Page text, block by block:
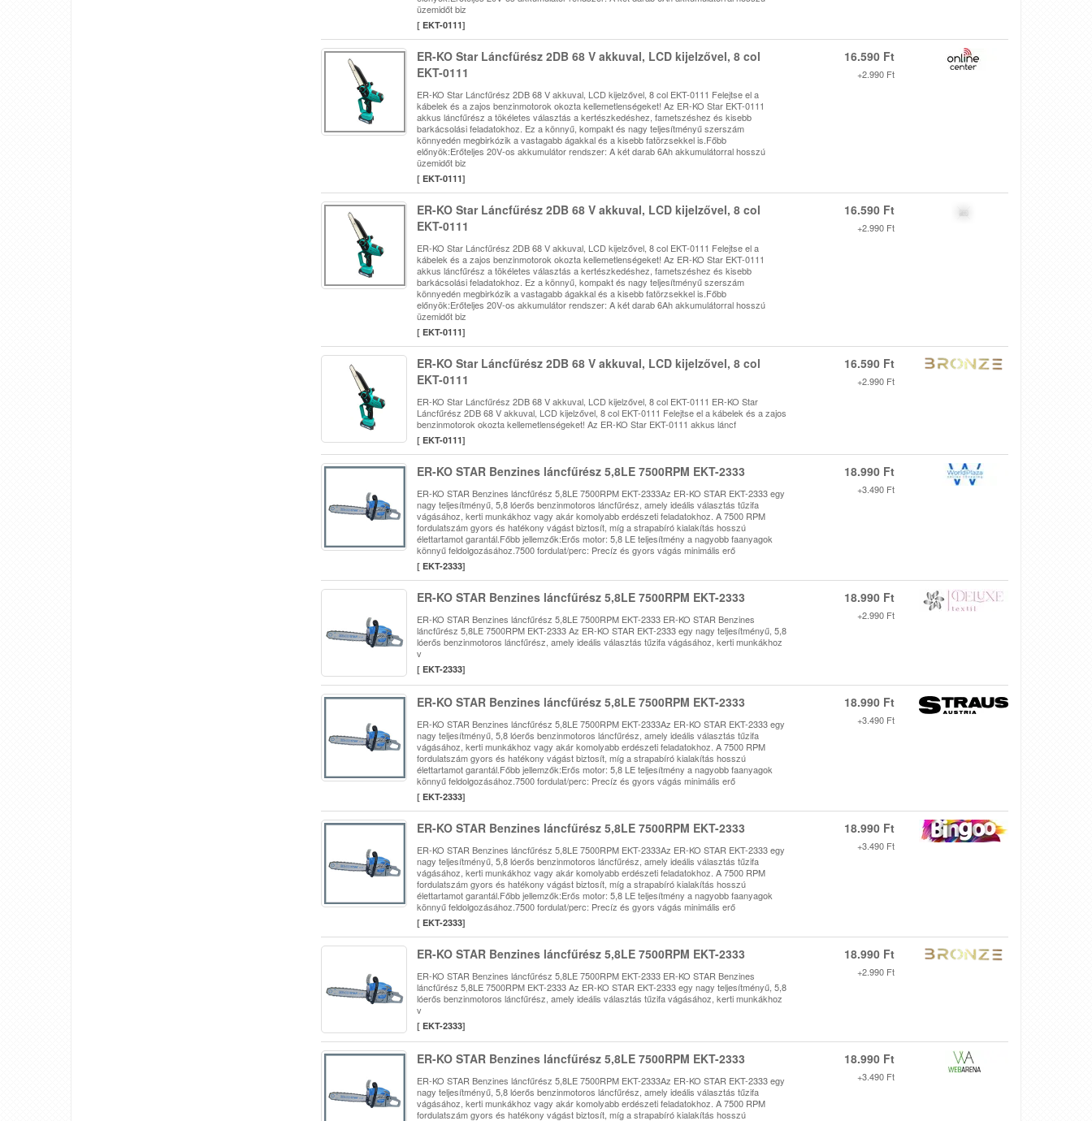
üzemidőt biz
[ EKT-0111]
ER-KO Star Láncfűrész 2DB 68 V akkuval, LCD kijelzővel, 8 col
EKT-0111
ER-KO Star Láncfűrész 2DB 68 V akkuval, LCD kijelzővel, 8 col EKT-0111 Felejtse el a
kábelek és a zajos benzinmotorok okozta kellemetlenségeket! Az ER-KO Star EKT-0111
akkus láncfűrész a tökéletes választás a kertészkedéshez, fametszéshez és kisebb
barkácsolási feladatokhoz. Ez a könnyű, kompakt és nagy teljesítményű szerszám
könnyedén megbirkózik a vastagabb ágakkal és a kisebb fatörzsekkel is.Főbb
előnyök:Erőteljes 20V-os akkumulátor rendszer: A két darab 6Ah akkumulátorral hosszú
üzemidőt biz
[ EKT-0111]
16.590 Ft
+2.990 Ft
ER-KO Star Láncfűrész 2DB 68 V akkuval, LCD kijelzővel, 8 col
EKT-0111
ER-KO Star Láncfűrész 2DB 68 V akkuval, LCD kijelzővel, 8 col EKT-0111 Felejtse el a
kábelek és a zajos benzinmotorok okozta kellemetlenségeket! Az ER-KO Star EKT-0111
akkus láncfűrész a tökéletes választás a kertészkedéshez, fametszéshez és kisebb
barkácsolási feladatokhoz. Ez a könnyű, kompakt és nagy teljesítményű szerszám
könnyedén megbirkózik a vastagabb ágakkal és a kisebb fatörzsekkel is.Főbb
előnyök:Erőteljes 20V-os akkumulátor rendszer: A két darab 6Ah akkumulátorral hosszú
üzemidőt biz
[ EKT-0111]
16.590 Ft
+2.990 Ft
ER-KO Star Láncfűrész 2DB 68 V akkuval, LCD kijelzővel, 8 col
EKT-0111
ER-KO Star Láncfűrész 2DB 68 V akkuval, LCD kijelzővel, 8 col EKT-0111 ER-KO Star
Láncfűrész 2DB 68 V akkuval, LCD kijelzővel, 8 col EKT-0111 Felejtse el a kábelek és a zajos
benzinmotorok okozta kellemetlenségeket! Az ER-KO Star EKT-0111 akkus láncf
[ EKT-0111]
16.590 Ft
+2.990 Ft
ER-KO STAR Benzines láncfűrész 5,8LE 7500RPM EKT-2333
ER-KO STAR Benzines láncfűrész 5,8LE 7500RPM EKT-2333Az ER-KO STAR EKT-2333 egy
nagy teljesítményű, 5,8 lóerős benzinmotoros láncfűrész, amely ideális választás tűzifa
vágásához, kerti munkákhoz vagy akár komolyabb erdészeti feladatokhoz. A 7500 RPM
fordulatszám gyors és hatékony vágást biztosít, míg a strapabíró kialakítás hosszú
élettartamot garantál.Főbb jellemzők:Erős motor: 5,8 LE teljesítmény a nagyobb faanyagok
könnyű feldolgozásához.7500 fordulat/perc: Precíz és gyors vágás minimális erő
[ EKT-2333]
18.990 Ft
+3.490 Ft
ER-KO STAR Benzines láncfűrész 5,8LE 7500RPM EKT-2333
ER-KO STAR Benzines láncfűrész 5,8LE 7500RPM EKT-2333 ER-KO STAR Benzines
láncfűrész 5,8LE 7500RPM EKT-2333 Az ER-KO STAR EKT-2333 egy nagy teljesítményű, 5,8
lóerős benzinmotoros láncfűrész, amely ideális választás tűzifa vágásához, kerti munkákhoz
v
[ EKT-2333]
18.990 Ft
+2.990 Ft
ER-KO STAR Benzines láncfűrész 5,8LE 7500RPM EKT-2333
ER-KO STAR Benzines láncfűrész 5,8LE 7500RPM EKT-2333Az ER-KO STAR EKT-2333 egy
nagy teljesítményű, 5,8 lóerős benzinmotoros láncfűrész, amely ideális választás tűzifa
vágásához, kerti munkákhoz vagy akár komolyabb erdészeti feladatokhoz. A 7500 RPM
fordulatszám gyors és hatékony vágást biztosít, míg a strapabíró kialakítás hosszú
élettartamot garantál.Főbb jellemzők:Erős motor: 5,8 LE teljesítmény a nagyobb faanyagok
könnyű feldolgozásához.7500 fordulat/perc: Precíz és gyors vágás minimális erő
[ EKT-2333]
18.990 Ft
+3.490 Ft
ER-KO STAR Benzines láncfűrész 5,8LE 7500RPM EKT-2333
ER-KO STAR Benzines láncfűrész 5,8LE 7500RPM EKT-2333Az ER-KO STAR EKT-2333 egy
nagy teljesítményű, 5,8 lóerős benzinmotoros láncfűrész, amely ideális választás tűzifa
vágásához, kerti munkákhoz vagy akár komolyabb erdészeti feladatokhoz. A 7500 RPM
fordulatszám gyors és hatékony vágást biztosít, míg a strapabíró kialakítás hosszú
élettartamot garantál.Főbb jellemzők:Erős motor: 5,8 LE teljesítmény a nagyobb faanyagok
könnyű feldolgozásához.7500 fordulat/perc: Precíz és gyors vágás minimális erő
[ EKT-2333]
18.990 Ft
+3.490 Ft
ER-KO STAR Benzines láncfűrész 5,8LE 7500RPM EKT-2333
ER-KO STAR Benzines láncfűrész 5,8LE 7500RPM EKT-2333 ER-KO STAR Benzines
láncfűrész 5,8LE 7500RPM EKT-2333 Az ER-KO STAR EKT-2333 egy nagy teljesítményű, 5,8
lóerős benzinmotoros láncfűrész, amely ideális választás tűzifa vágásához, kerti munkákhoz
v
[ EKT-2333]
18.990 Ft
+2.990 Ft
ER-KO STAR Benzines láncfűrész 5,8LE 7500RPM EKT-2333
ER-KO STAR Benzines láncfűrész 5,8LE 7500RPM EKT-2333Az ER-KO STAR EKT-2333 egy
nagy teljesítményű, 5,8 lóerős benzinmotoros láncfűrész, amely ideális választás tűzifa
vágásához, kerti munkákhoz vagy akár komolyabb erdészeti feladatokhoz. A 7500 RPM
fordulatszám gyors és hatékony vágást biztosít, míg a strapabíró kialakítás hosszú
18.990 Ft
+3.490 Ft